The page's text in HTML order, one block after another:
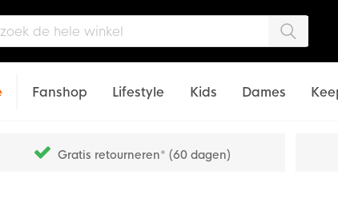
Fanshop Lifestyle Kids Dames
Gratis retourneren* (60 dagen)